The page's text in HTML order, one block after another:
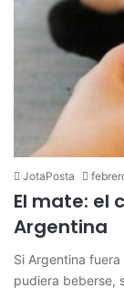
JotaPosta
El mate: el
Argentina
Si Argentina
pudiera beberse,